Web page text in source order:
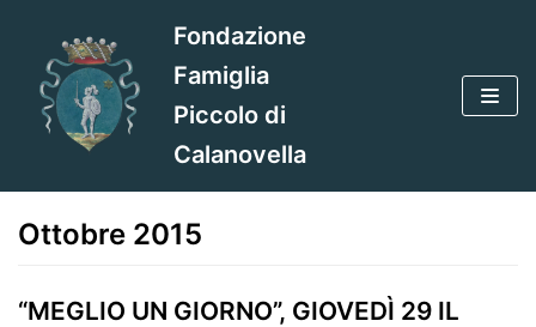
contenuto
Fondazione
Famiglia
Piccolo di
Calanovella
Ottobre 2015
“MEGLIO UN GIORNO”, GIOVEDÌ 29 IL